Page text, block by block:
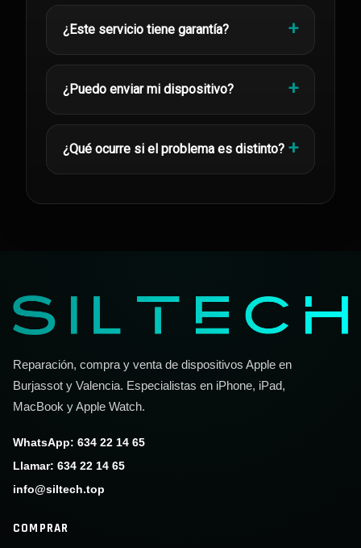
¿Este servicio tiene garantía?
¿Puedo enviar mi dispositivo?
¿Qué ocurre si el problema es distinto?
Reparación, compra y venta de dispositivos Apple en
Burjassot y Valencia. Especialistas en iPhone, iPad,
MacBook y Apple Watch.
WhatsApp: 634 22 14 65
Llamar: 634 22 14 65
info@siltech.top
COMPRAR